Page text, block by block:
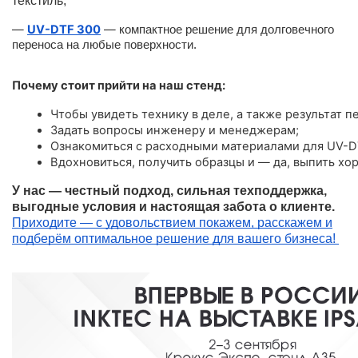
— UV-DTF 300 — компактное решение для долговечного
переноса на любые поверхности.
Почему стоит прийти на наш стенд:
Чтобы увидеть технику в деле, а также результат
Задать вопросы инженеру и менеджерам;
Ознакомиться с расходными материалами для UV-
Вдохновиться, получить образцы и — да, выпить
У нас — честный подход, сильная техподдержка,
выгодные условия и настоящая забота о клиенте.
Приходите — с удовольствием покажем, расскажем и
подберём оптимальное решение для вашего бизнеса!